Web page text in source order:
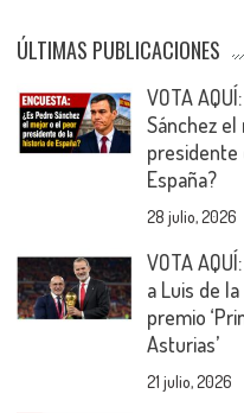
ÚLTIMAS PUBLICACIONES
VOTA
Sánchez
presidente
España?
28 julio, 2026
VOTA
a Luis de
premio
Asturias’
21 julio, 2026